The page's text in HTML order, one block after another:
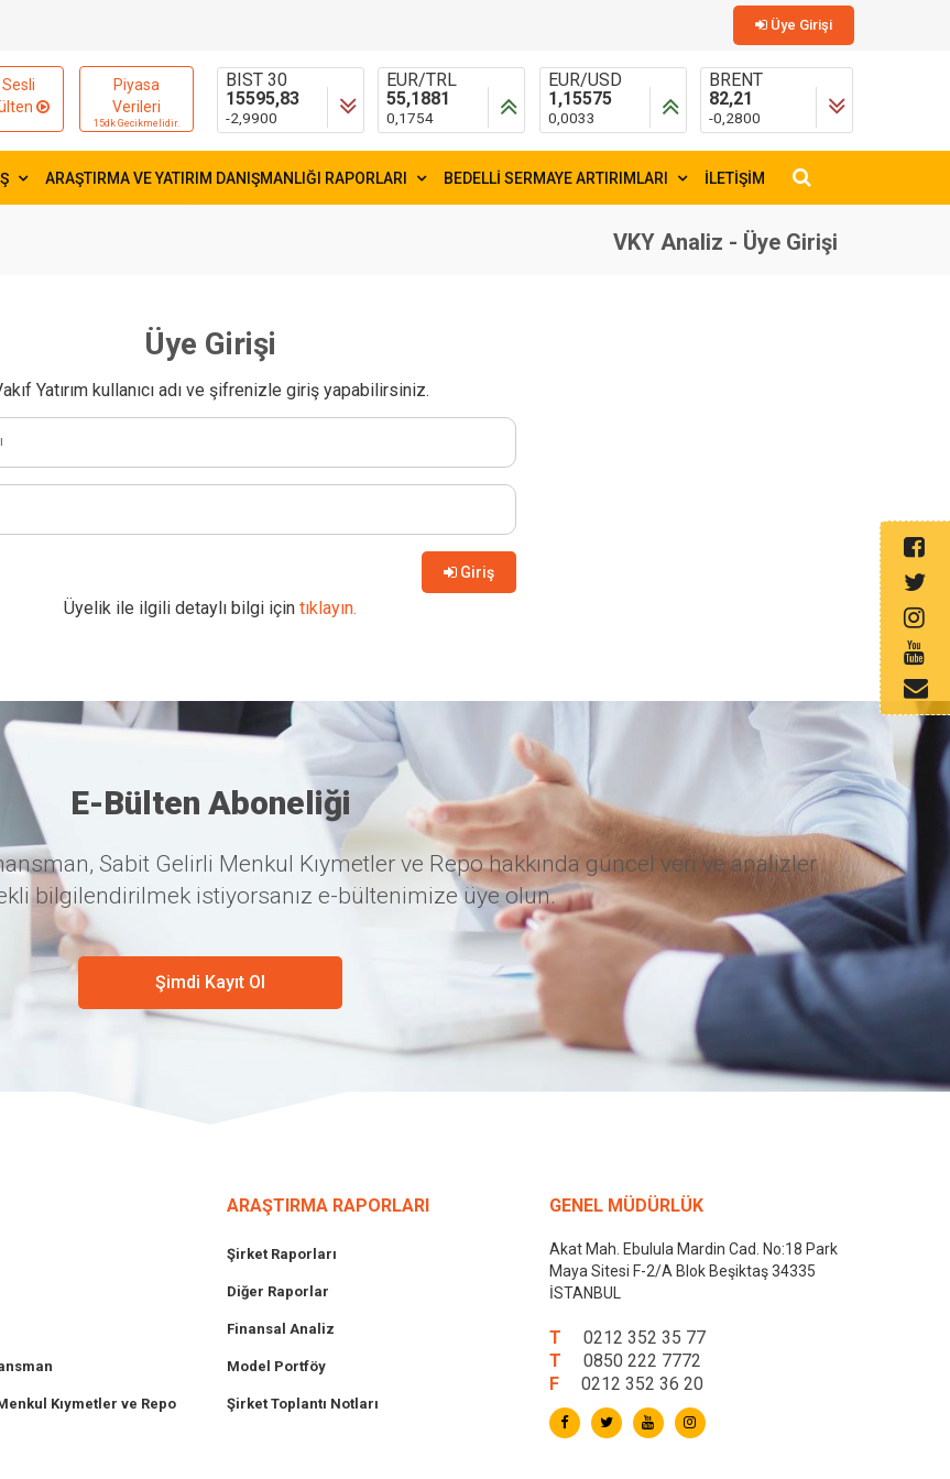
Üye Girişi
Sesli
Piyasa
Verileri
15dk Gecikmelidir.
BIST 30
15595,83
-2,9900
41,3
EUR/TRL
55,1881
0,1754
6658,994
EUR/USD
1,15575
0,0033
BRENT
82,21
-0,2800
ARAŞTIRMA VE YATIRIM DANIŞMANLIĞI RAPORLARI BEDELLİ SERMAYE ARTIRIMLARI İLETİŞİM
×
VKY Analiz - Üye Girişi
Üye Girişi
Yatırım kullanıcı adı ve şifrenizle giriş yapabilirsiniz.
Giriş
Üyelik ile ilgili detaylı bilgi için tıklayın.
E-Bülten Aboneliği
Sabit Gelirli Menkul Kıymetler ve Repo hakkında güncel veri ve analizler
bilgilendirilmek istiyorsanız e-bültenimize üye olun.
Şimdi Kayıt Ol
Kıymetler ve Repo
ARAŞTIRMA RAPORLARI
Şirket Raporları
Diğer Raporlar
Finansal Analiz
Model Portföy
Şirket Toplantı Notları
GENEL MÜDÜRLÜK
Akat Mah. Ebulula Mardin Cad. No:18 Park
Maya Sitesi F-2/A Blok Beşiktaş 34335
İSTANBUL
T
0212 352 35 77
T
0850 222 7772
F
0212 352 36 20